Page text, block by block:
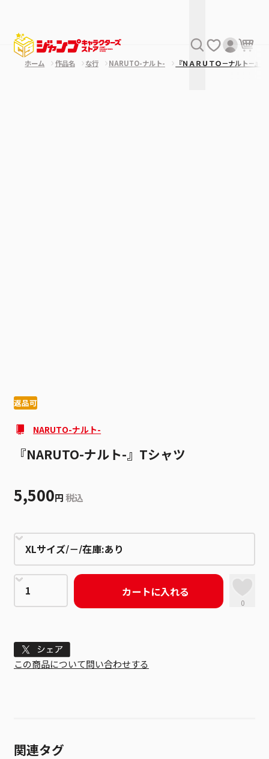
ホーム 作品名 な行 NARUTO-ナルト- 『ＮＡＲＵＴＯ－ナルト－
返品可
NARUTO-ナルト-
『NARUTO-ナルト-』Tシャツ
5,500円 税込
カートに入れる
0
Tweet
この商品について問い合わせする
関連タグ